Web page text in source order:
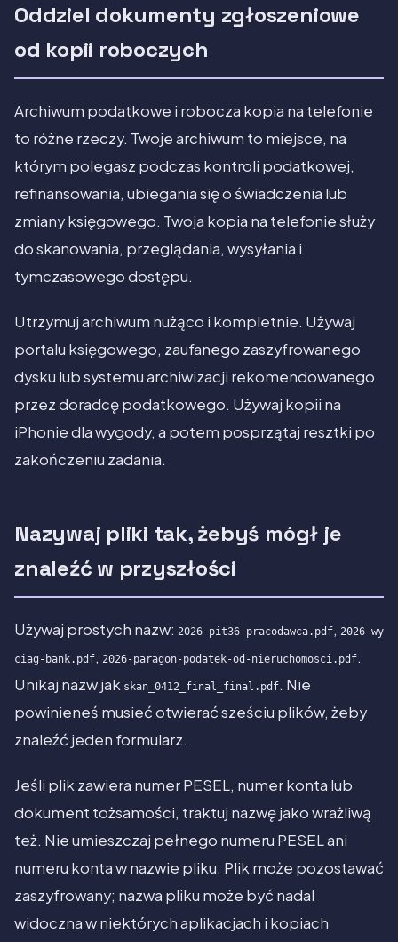
Oddziel dokumenty zgłoszeniowe
od kopii roboczych
Archiwum podatkowe i robocza kopia na telefonie
to różne rzeczy. Twoje archiwum to miejsce, na
którym polegasz podczas kontroli podatkowej,
refinansowania, ubiegania się o świadczenia lub
zmiany księgowego. Twoja kopia na telefonie służy
do skanowania, przeglądania, wysyłania i
tymczasowego dostępu.
Utrzymuj archiwum nużąco i kompletnie. Używaj
portalu księgowego, zaufanego zaszyfrowanego
dysku lub systemu archiwizacji rekomendowanego
przez doradcę podatkowego. Używaj kopii na
iPhonie dla wygody, a potem posprzątaj resztki po
zakończeniu zadania.
Nazywaj pliki tak, żebyś mógł je
znaleźć w przyszłości
Używaj prostych nazw: 2026-pit36-pracodawca.pdf, 2026-wy
ciag-bank.pdf, 2026-paragon-podatek-od-nieruchomosci.pdf.
Unikaj nazw jak skan_0412_final_final.pdf. Nie
powinieneś musieć otwierać sześciu plików, żeby
znaleźć jeden formularz.
Jeśli plik zawiera numer PESEL, numer konta lub
dokument tożsamości, traktuj nazwę jako wrażliwą
też. Nie umieszczaj pełnego numeru PESEL ani
numeru konta w nazwie pliku. Plik może pozostawać
zaszyfrowany; nazwa pliku może być nadal
widoczna w niektórych aplikacjach i kopiach